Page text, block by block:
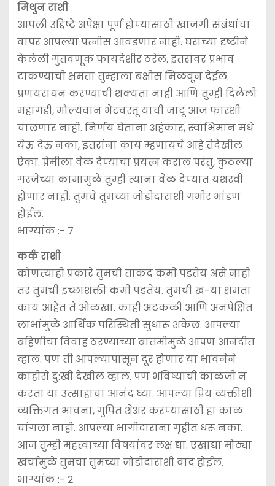
मिथुन राशी
आपली उद्दिष्टे अपेक्षा पूर्ण होण्यासाठी खाजगी संबंधांचा
वापर आपल्या पत्नीस आवडणार नाही. घराच्या दृष्टीने
केलेली गुंतवणूक फायदेशीर ठरेल. इतरांवर प्रभाव
टाकण्याची क्षमता तुम्हाला बक्षीस मिळवून देईल.
प्रणयराधन करण्याची शक्यता नाही आणि तुम्ही दिलेली
महागडी, मौल्यवान भेटवस्तू याची जादू आज फारशी
चालणार नाही. निर्णय घेताना अहंकार, स्वाभिमान मधे
येऊ देऊ नका, इतरांना काय म्हणायचे आहे तेदेखील
ऐका. प्रेमीला वेळ देण्याचा प्रयत्न कराल परंतु, कुठल्या
गरजेच्या कामामुळे तुम्ही त्यांना वेळ देण्यात यशस्वी
होणार नाही. तुमचे तुमच्या जोडीदाराशी गंभीर भांडण
होईल.
भाग्यांक :- 7
कर्क राशी
कोणत्याही प्रकारे तुमची ताकद कमी पडतेय असे नाही
तर तुमची इच्छाशक्ती कमी पडतेय. तुमची ख-या क्षमता
काय आहेत ते ओळखा. काही अटकळी आणि अनपेक्षित
लाभांमुळे आर्थिक परिस्थिती सुधारू शकेल. आपल्या
बहिणीचा विवाह ठरण्याच्या बातमीमुळे आपण आनंदीत
व्हाल. पण ती आपल्यापासून दूर होणार या भावनेने
काहीसे दु:खी देखील व्हाल. पण भविष्याची काळजी न
करता या उत्साहाचा आनंद घ्या. आपल्या प्रिय व्यक्तीशी
व्यक्तिगत भावना, गुपित शेअर करण्यासाठी हा काळ
चांगला नाही. आपल्या भागीदारांना गृहीत धरू नका.
आज तुम्ही महत्त्वाच्या विषयांवर लक्ष द्या. एखाद्या मोठ्या
खर्चामुळे तुमचा तुमच्या जोडीदाराशी वाद होईल.
भाग्यांक :- 2